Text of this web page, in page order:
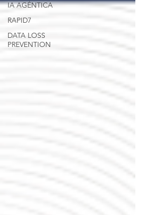
IA AGÉNTICA
RAPID7
DATA LOSS
PREVENTION